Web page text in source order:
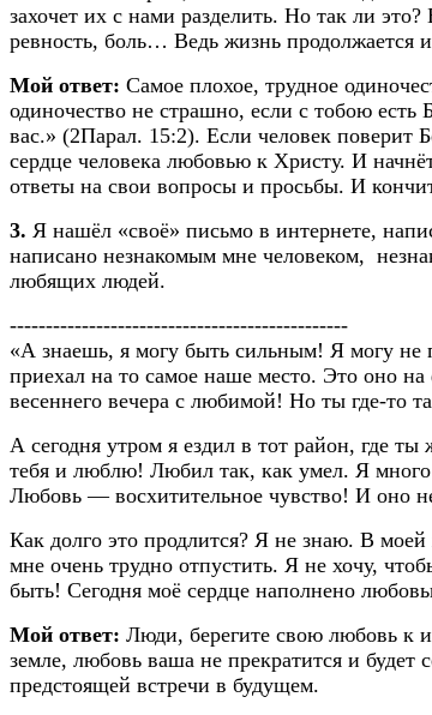
захочет их с нами разделить. Но так ли
ревность, боль… Ведь жизнь
Мой ответ: Самое плохое, трудное
одиночество не страшно, если с тобою есть
вас.» (2Парал. 15:2). Если человек поверит
сердце человека любовью к Христу. И
ответы на свои вопросы и просьбы. И
3. Я нашёл «своё» письмо в интернете,
написано незнакомым мне человеком,
любящих людей.
-----------------------------------------------
«А знаешь, я могу быть сильным! Я могу не
приехал на то самое наше место. Это оно
весеннего вечера с любимой! Но ты где-то
А сегодня утром я ездил в тот район, где
тебя и люблю! Любил так, как умел. Я много
Любовь — восхитительное чувство! И оно
Как долго это продлится? Я не знаю. В
мне очень трудно отпустить. Я не хочу,
быть! Сегодня моё сердце наполнено
Мой ответ: Люди, берегите свою любовь к
земле, любовь ваша не прекратится и
предстоящей встречи в будущем.